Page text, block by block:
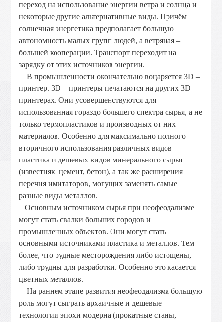
переход на использование энергии ветра и солнца и
некоторые другие альтернативные виды. Причём
солнечная энергетика предполагает большую
автономность малых групп людей, а ветряная –
большей кооперации. Транспорт переходит на
зарядку от этих источников энергии.
В промышленности окончательно воцаряется 3D –
принтер. 3D – принтеры печатаются на других 3D –
принтерах. Они усовершенствуются для
использованная гораздо большего спектра сырья, а не
только термопластиков и производных от них
материалов. Особенно для максимально полного
вторичного использования различных видов
пластика и дешевых видов минерального сырья
(известняк, цемент, бетон), а так же расширения
перечня имитаторов, могущих заменять самые
разные виды металлов.
Основным источником сырья при неофеодализме
могут стать свалки больших городов и
промышленных объектов. Они могут стать
основными источниками пластика и металлов. Тем
более, что рудные месторождения либо истощены,
либо трудны для разработки. Особенно это касается
цветных металлов.
На раннем этапе развития неофеодализма большую
роль могут сыграть архаичные и дешевые
технологии эпохи модерна (прокатные станы,